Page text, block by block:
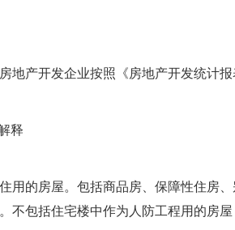
地产开发企业按照《房地产开发统计
释
用的房屋。包括商品房、保障性住房
不包括住宅楼中作为人防工程用的房屋